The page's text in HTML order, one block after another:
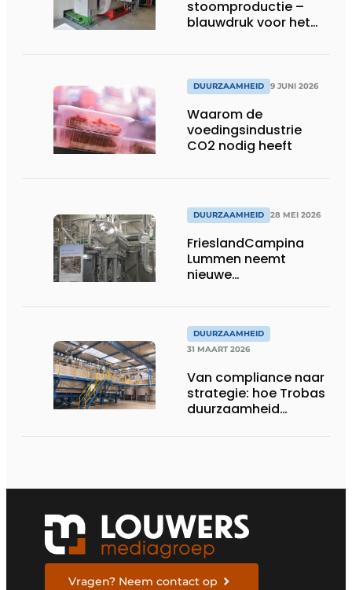
stoomproductie –
blauwdruk voor het
DUURZAAMHEID 9 JUNI 2026
Waarom de
voedingsindustrie
CO2 nodig heeft
DUURZAAMHEID 28 MEI 2026
FrieslandCampina
Lummen neemt
nieuwe
DUURZAAMHEID
31 MAART 2026
Van compliance naar
strategie: hoe Trobas
duurzaamheid
Vragen? Neem contact op